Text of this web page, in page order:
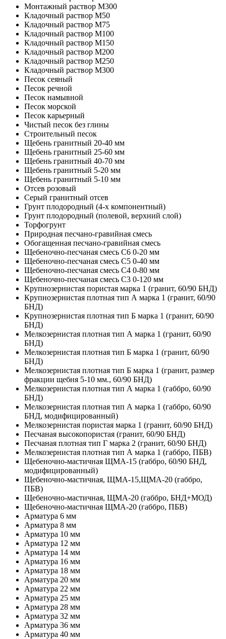
Монтажный раствор М300
Кладочный раствор М50
Кладочный раствор М75
Кладочный раствор М100
Кладочный раствор M150
Кладочный раствор M200
Кладочный раствор M250
Кладочный раствор M300
Песок сеяный
Песок речной
Песок намывной
Песок морской
Песок карьерный
Чистый песок без глины
Строительный песок
Щебень гранитный 20-40 мм
Щебень гранитный 25-60 мм
Щебень гранитный 40-70 мм
Щебень гранитный 5-20 мм
Щебень гранитный 5-10 мм
Отсев розовый
Серый гранитный отсев
Грунт плодородный (4-х компонентный)
Грунт плодородный (полевой, верхний слой)
Торфогрунт
Природная песчано-гравийная смесь
Обогащенная песчано-гравийная смесь
Щебеночно-песчаная смесь C6 0-20 мм
Щебеночно-песчаная смесь C5 0-40 мм
Щебеночно-песчаная смесь C4 0-80 мм
Щебеночно-песчаная смесь C3 0-120 мм
Крупнозернистая пористая марка 1 (гранит, 60/90 БНД)
Крупнозернистая плотная тип А марка 1 (гранит, 60/90
БНД)
Крупнозернистая плотная тип Б марка 1 (гранит, 60/90
БНД)
Мелкозернистая плотная тип А марка 1 (гранит, 60/90
БНД)
Мелкозернистая плотная тип Б марка 1 (гранит, 60/90
БНД)
Мелкозернистая плотная тип Б марка 1 (гранит, размер
фракции щебня 5-10 мм., 60/90 БНД)
Мелкозернистая плотная тип А марка 1 (габбро, 60/90
БНД)
Мелкозернистая плотная тип А марка 1 (габбро, 60/90
БНД, модифицированный)
Мелкозернистая пористая марка 1 (гранит, 60/90 БНД)
Песчаная высокопористая (гранит, 60/90 БНД)
Песчаная плотная тип Г марка 2 (гранит, 60/90 БНД)
Мелкозернистая плотная тип А марка 1 (габбро, ПБВ)
Щебеночно-мастичная ЩМА-15 (габбро, 60/90 БНД,
модифицированный)
Щебеночно-мастичная, ЩМА-15,ЩМА-20 (габбро,
ПБВ)
Щебеночно-мастичная, ЩМА-20 (габбро, БНД+МОД)
Щебеночно-мастичная ЩМА-20 (габбро, ПБВ)
Арматура 6 мм
Арматура 8 мм
Арматура 10 мм
Арматура 12 мм
Арматура 14 мм
Арматура 16 мм
Арматура 18 мм
Арматура 20 мм
Арматура 22 мм
Арматура 25 мм
Арматура 28 мм
Арматура 32 мм
Арматура 36 мм
Арматура 40 мм